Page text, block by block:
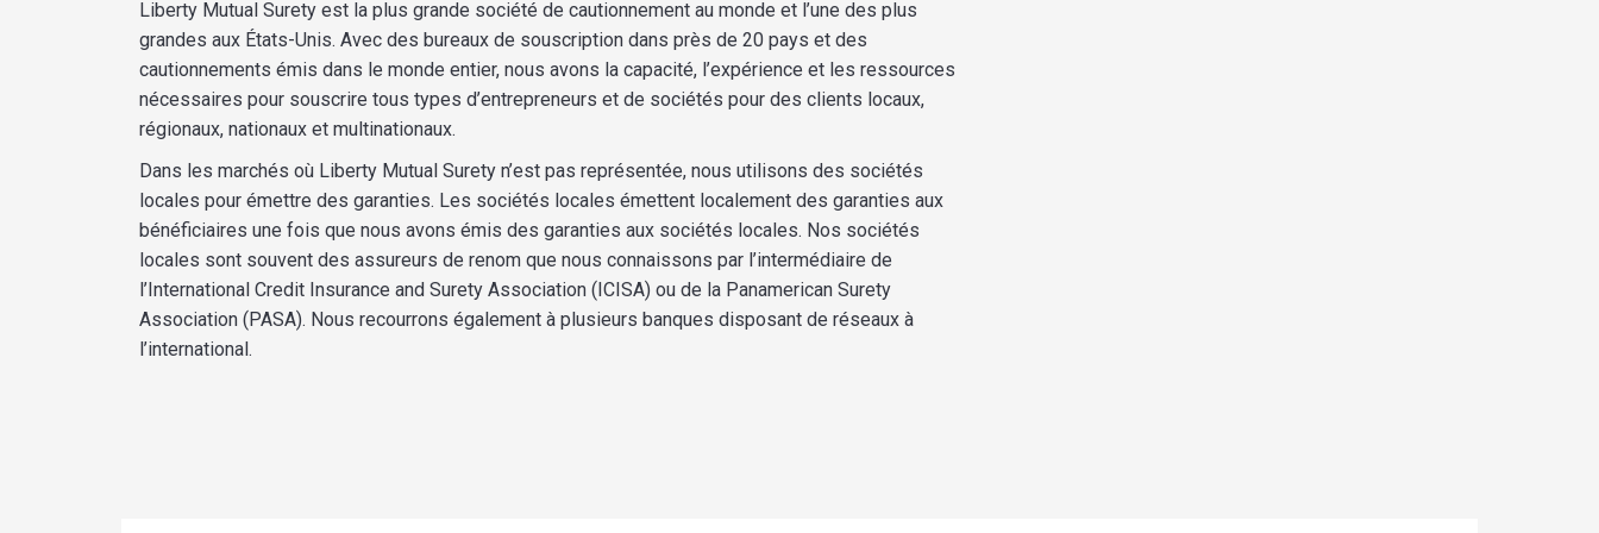
Liberty Mutual Surety est la plus grande société de cautionnement au monde et l’une des plus
grandes aux États-Unis. Avec des bureaux de souscription dans près de 20 pays et des
cautionnements émis dans le monde entier, nous avons la capacité, l’expérience et les ressources
nécessaires pour souscrire tous types d’entrepreneurs et de sociétés pour des clients locaux,
régionaux, nationaux et multinationaux.
Dans les marchés où Liberty Mutual Surety n’est pas représentée, nous utilisons des sociétés
locales pour émettre des garanties. Les sociétés locales émettent localement des garanties aux
bénéficiaires une fois que nous avons émis des garanties aux sociétés locales. Nos sociétés
locales sont souvent des assureurs de renom que nous connaissons par l’intermédiaire de
l’International Credit Insurance and Surety Association (ICISA) ou de la Panamerican Surety
Association (PASA). Nous recourrons également à plusieurs banques disposant de réseaux à
l’international.